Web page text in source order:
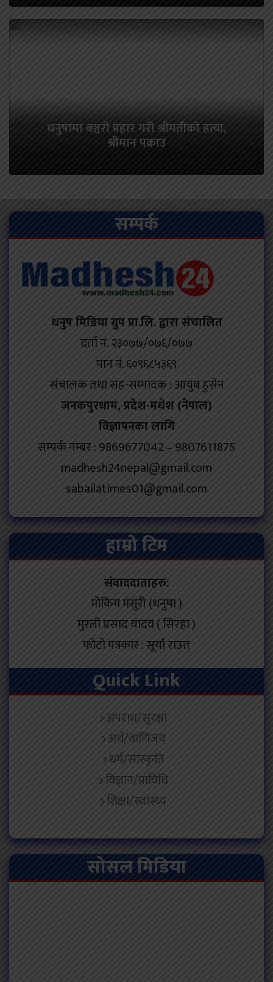
धनुषामा बञ्चरो प्रहार गरी श्रीमतीको हत्या,
श्रीमान पक्राउ
सम्पर्क
धनुष मिडिया ग्रुप प्रा.लि. द्वारा संचालित
दर्ता नं. २३०७७/०७६/०७७
पान नं. ६०९६८५३६९
संचालक तथा सह-सम्पादक : आयुब हुसेन
जनकपुरधाम, प्रदेश-मधेश (नेपाल)
विज्ञापनका लागि
सम्पर्क नम्बर : 9869677042 – 9807611875
madhesh24nepal@gmail.com
sabailatimes01@gmail.com
हाम्रो टिम
संवाददाताहरु:
मोकिम मंसुरी (धनुषा )
मुरली प्रसाद यादव ( सिरहा )
फोटो पत्रकार : सूर्या राउत
Quick Link
अपराध/सुरक्षा
अर्थ/वाणिजय
धर्म/सांस्कृति
विज्ञान/प्राविधि
शिक्षा/स्वास्थ्य
सोसल मिडिया